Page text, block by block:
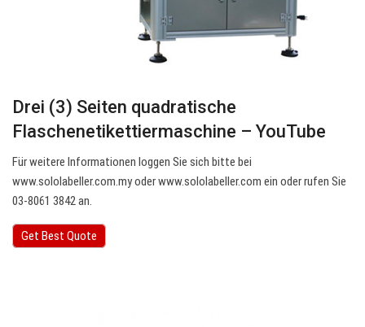
Drei (3) Seiten quadratische
Flaschenetikettiermaschine – YouTube
Für weitere Informationen loggen Sie sich bitte bei
www.sololabeller.com.my oder www.sololabeller.com ein oder rufen Sie
03-8061 3842 an.
Get Best Quote